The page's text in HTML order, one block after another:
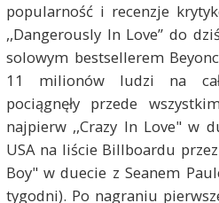
popularność i recenzje
,,Dangerously In Love” do
solowym bestsellerem
11 milionów ludzi na
pociągnęły przede
najpierw ,,Crazy In Love" w
USA na liście Billboardu
Boy" w duecie z Seanem
tygodni). Po nagraniu